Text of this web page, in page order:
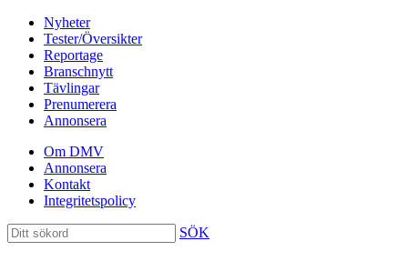
Nyheter
Tester/Översikter
Reportage
Branschnytt
Tävlingar
Prenumerera
Annonsera
Om DMV
Annonsera
Kontakt
Integritetspolicy
SÖK